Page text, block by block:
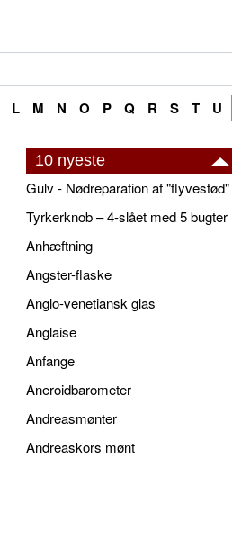
L M N O P Q R S T U
10 nyeste
Gulv - Nødreparation af "flyvestød"
Tyrkerknob – 4-slået med 5 bugter
Anhæftning
Angster-flaske
Anglo-venetiansk glas
Anglaise
Anfange
Aneroidbarometer
Andreasmønter
Andreaskors mønt